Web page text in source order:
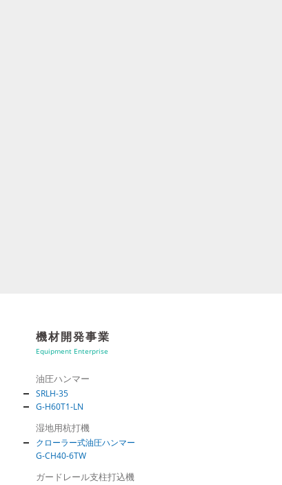
機材開発事業
Equipment Enterprise
油圧ハンマー
SRLH-35
G-H60T1-LN
湿地用杭打機
クローラー式油圧ハンマー
G-CH40-6TW
ガードレール支柱打込機